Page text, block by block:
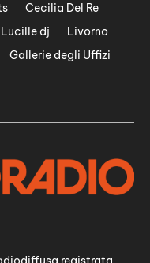
Cecilia Del Re
Lucille dj
Livorno
Gallerie degli Uffizi